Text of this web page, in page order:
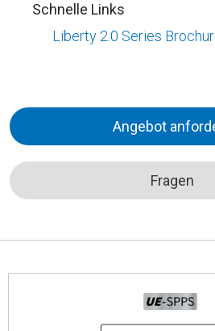
Schnelle Links
Liberty 2.0 Series
Angebot
Fragen